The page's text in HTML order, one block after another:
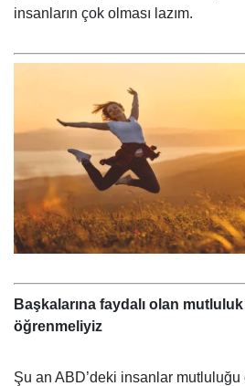
insanların çok olması lazım.
Başkalarına faydalı olan
öğrenmeliyiz
Şu an ABD’deki insanlar mutluluğu